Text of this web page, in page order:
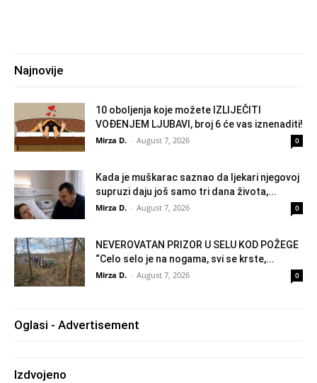
Najnovije
10 oboljenja koje možete IZLIJEČITI
VOĐENJEM LJUBAVI, broj 6 će vas iznenaditi!
Mirza D. - August 7, 2026 0
Kada je muškarac saznao da ljekari njegovoj
supruzi daju još samo tri dana života,...
Mirza D. - August 7, 2026 0
NEVEROVATAN PRIZOR U SELU KOD POŽEGE
“Celo selo je na nogama, svi se krste,...
Mirza D. - August 7, 2026 0
Oglasi - Advertisement
Izdvojeno